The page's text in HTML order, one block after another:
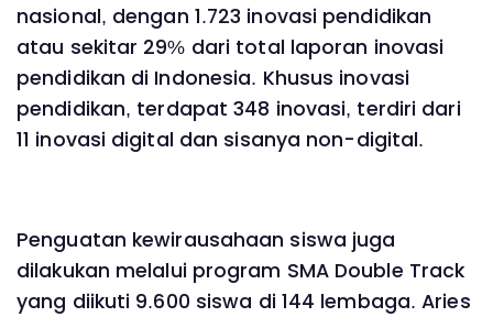
nasional, dengan 1.723 inovasi pendidikan
atau sekitar 29% dari total laporan inovasi
pendidikan di Indonesia. Khusus inovasi
pendidikan, terdapat 348 inovasi, terdiri dari
11 inovasi digital dan sisanya non-digital.
Penguatan kewirausahaan siswa juga
dilakukan melalui program SMA Double Track
yang diikuti 9.600 siswa di 144 lembaga. Aries